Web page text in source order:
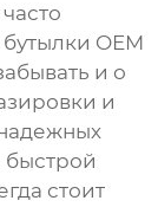
OEM
и о
и
стоит